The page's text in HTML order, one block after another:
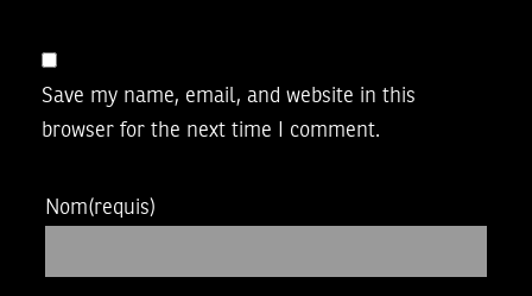
Save my name, email, and website in this
browser for the next time I comment.
Nom(requis)